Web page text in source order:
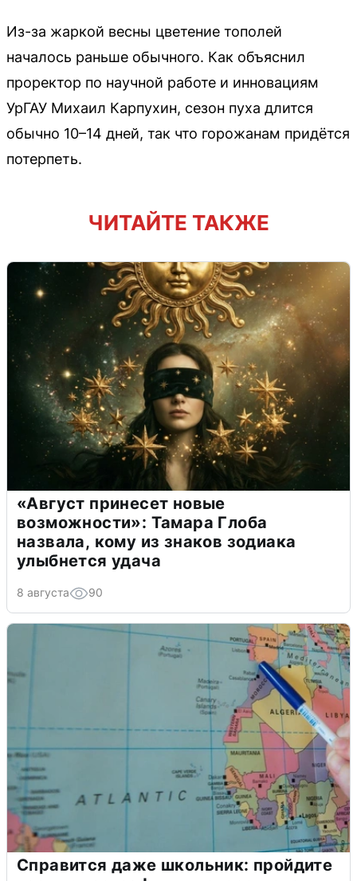
Из-за жаркой весны цветение тополей
началось раньше обычного. Как объяснил
проректор по научной работе и инновациям
УрГАУ Михаил Карпухин, сезон пуха длится
обычно 10–14 дней, так что горожанам придётся
потерпеть.
ЧИТАЙТЕ ТАКЖЕ
«Август принесет новые
возможности»: Тамара Глоба
назвала, кому из знаков зодиака
улыбнется удача
8 августа 90
Справится даже школьник: пройдите